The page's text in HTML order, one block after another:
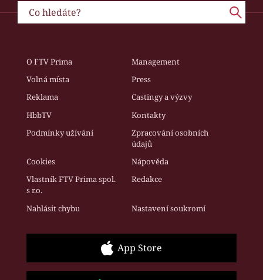
O FTV Prima
Management
Volná místa
Press
Reklama
Castingy a výzvy
HbbTV
Kontakty
Podmínky užívání
Zpracování osobních
údajů
Cookies
Nápověda
Vlastník FTV Prima spol.
s r.o.
Redakce
Nahlásit chybu Nastavení soukromí
App Store